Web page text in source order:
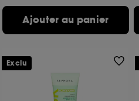
Ajouter au panier
Exclu